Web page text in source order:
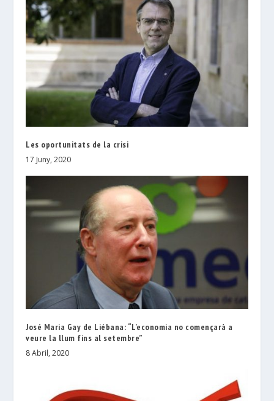
Les oportunitats de la crisi
17 Juny, 2020
José Maria Gay de Liébana: “L’economia no començarà a
veure la llum fins al setembre”
8 Abril, 2020